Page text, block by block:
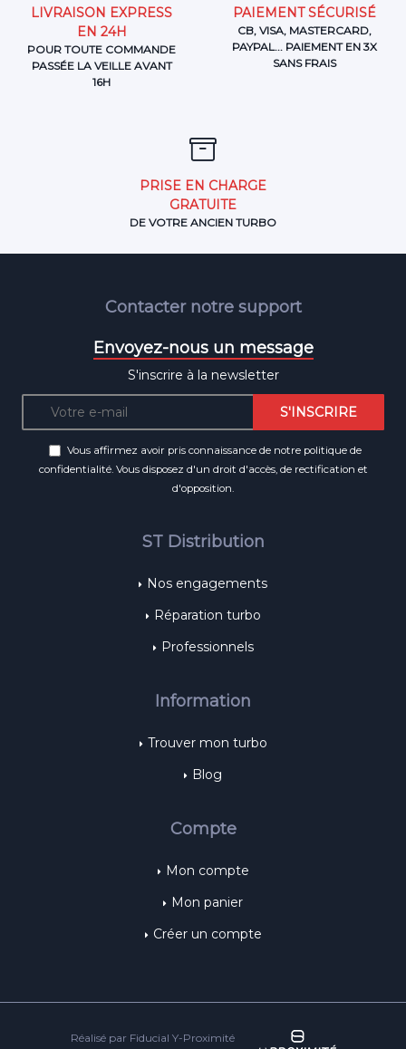
LIVRAISON EXPRESS
EN 24H
POUR TOUTE COMMANDE
PASSÉE LA VEILLE AVANT
16H
PAIEMENT SÉCURISÉ
CB, VISA, MASTERCARD,
PAYPAL... PAIEMENT EN 3X
SANS FRAIS
PRISE EN CHARGE
GRATUITE
DE VOTRE ANCIEN TURBO
Contacter notre support
Envoyez-nous un message
S'inscrire à la newsletter
Vous affirmez avoir pris connaissance de notre politique de
confidentialité. Vous disposez d'un droit d'accès, de rectification et
d'opposition.
ST Distribution
Nos engagements
Réparation turbo
Professionnels
Information
Trouver mon turbo
Blog
Compte
Mon compte
Mon panier
Créer un compte
Réalisé par Fiducial Y-Proximité